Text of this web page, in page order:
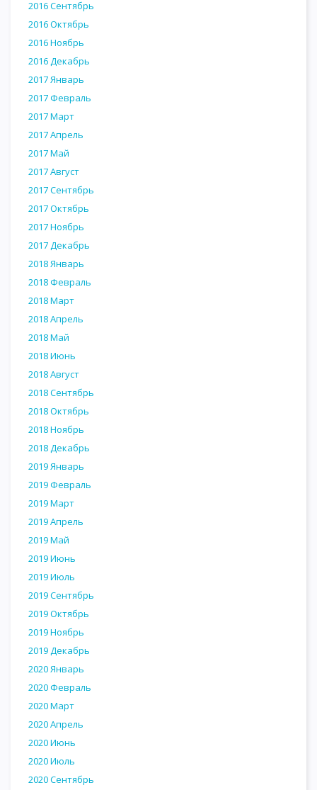
2016 Сентябрь
2016 Октябрь
2016 Ноябрь
2016 Декабрь
2017 Январь
2017 Февраль
2017 Март
2017 Апрель
2017 Май
2017 Август
2017 Сентябрь
2017 Октябрь
2017 Ноябрь
2017 Декабрь
2018 Январь
2018 Февраль
2018 Март
2018 Апрель
2018 Май
2018 Июнь
2018 Август
2018 Сентябрь
2018 Октябрь
2018 Ноябрь
2018 Декабрь
2019 Январь
2019 Февраль
2019 Март
2019 Апрель
2019 Май
2019 Июнь
2019 Июль
2019 Сентябрь
2019 Октябрь
2019 Ноябрь
2019 Декабрь
2020 Январь
2020 Февраль
2020 Март
2020 Апрель
2020 Июнь
2020 Июль
2020 Сентябрь